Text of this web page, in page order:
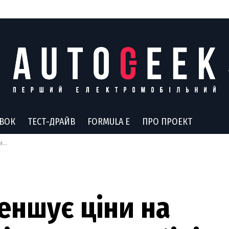
ТЕСТ-ДРАЙВ FORMULA E ПРО ПРОЕКТ
ціни на